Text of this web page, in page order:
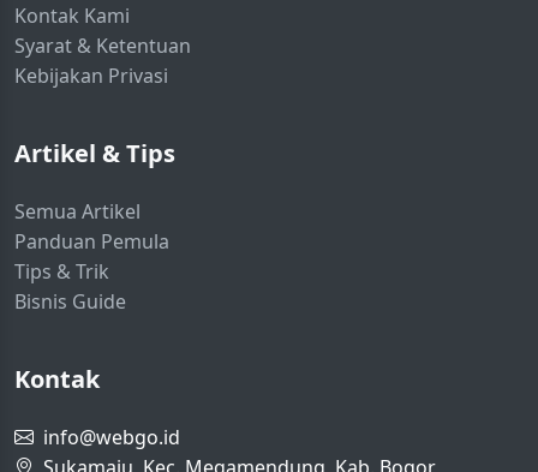
Kontak Kami
Syarat & Ketentuan
Kebijakan Privasi
Artikel & Tips
Semua Artikel
Panduan Pemula
Tips & Trik
Bisnis Guide
Kontak
info@webgo.id
Sukamaju, Kec. Megamendung, Kab. Bogor,